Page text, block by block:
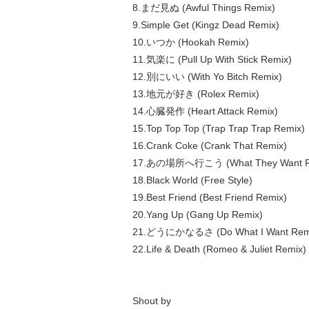
8.まだ見ぬ (Awful Things Remix)
9.Simple Get (Kingz Dead Remix)
10.いつか (Hookah Remix)
11.気楽に (Pull Up With Stick Remix)
12.別にいい (With Yo Bitch Remix)
13.地元が好き (Rolex Remix)
14.心臓発作 (Heart Attack Remix)
15.Top Top Top (Trap Trap Trap Remix)
16.Crank Coke (Crank That Remix)
17.あの場所へ行こう (What They Want
18.Black World (Free Style)
19.Best Friend (Best Friend Remix)
20.Yang Up (Gang Up Remix)
21.どうにかなるさ (Do What I Want
22.Life & Death (Romeo & Juliet Remix)
Shout by